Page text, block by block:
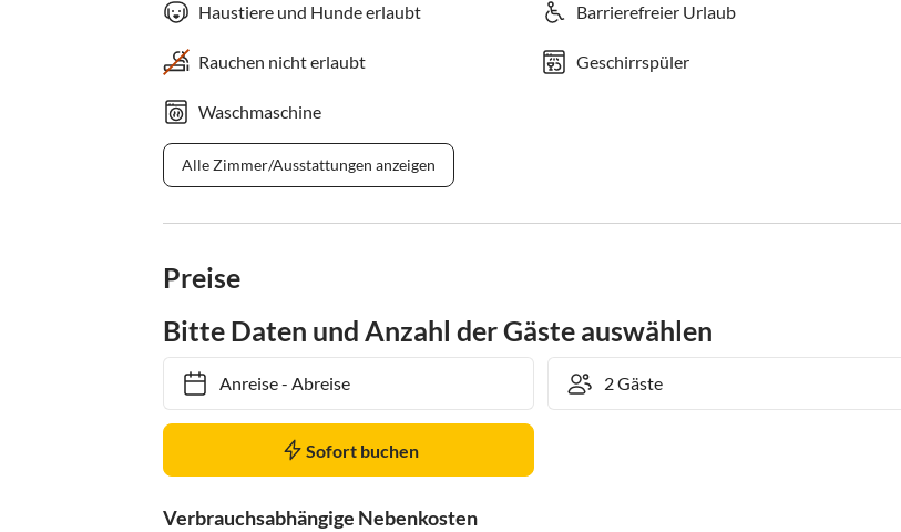
Haustiere und Hunde erlaubt Barrierefreier Urlaub
Rauchen nicht erlaubt Geschirrspüler
Waschmaschine
Alle Zimmer/Ausstattungen anzeigen
Preise
Bitte Daten und Anzahl der Gäste auswählen
Anreise- Abreise
Sofort buchen
Verbrauchsabhängige Nebenkosten